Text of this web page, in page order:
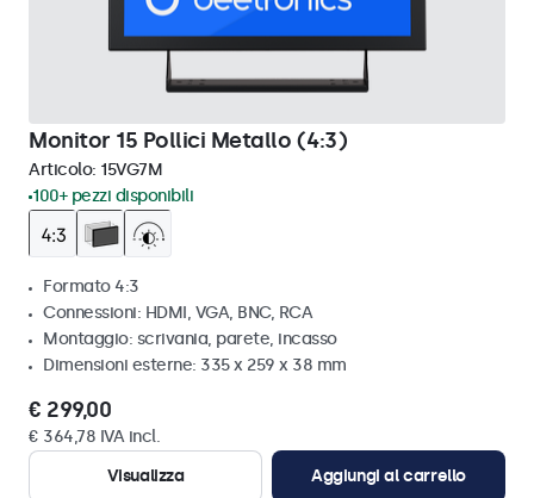
Monitor 15 Pollici Metallo (4:3)
Articolo: 15VG7M
100+ pezzi disponibili
Formato 4:3
Connessioni: HDMI, VGA, BNC, RCA
Montaggio: scrivania, parete, incasso
Dimensioni esterne: 335 x 259 x 38 mm
€ 299,00
€ 364,78 IVA incl.
Visualizza
Aggiungi al carrello